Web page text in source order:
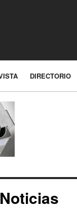
DIRECTORIO
Noticias